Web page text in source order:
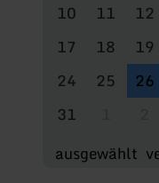
10
11 12
17
18 19
24
25 26
31
ausgewählt